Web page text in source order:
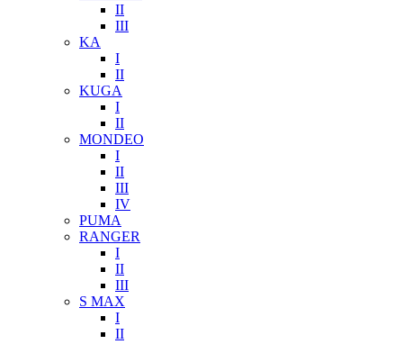
II
III
KA
I
II
KUGA
I
II
MONDEO
I
II
III
IV
PUMA
RANGER
I
II
III
S MAX
I
II